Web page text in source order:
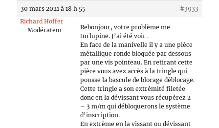
30 mars 2021 à 18 h 55
#3933
Richard Hoffer
Modérateur
Rebonjour, votre problème me
turlupine. J’ai été voir .
En face de la manivelle il y a une pièce
métallique ronde bloquée par dessous
par une vis pointeau. En retirant cette
pièce vous avez accès à la tringle qui
pousse la bascule de blocage déblocage.
Cette tringle a son extrémité filetée
donc en la dévissant vous récupérez 2
– 3 m/m qui débloquerons le système
d’inscription.
En extrême en la vissant ou dévissant